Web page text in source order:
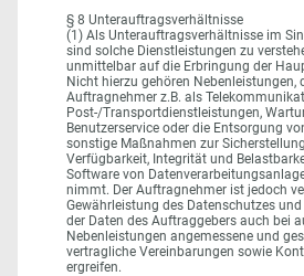
§ 8 Unterauftragsverhältnisse
(1) Als Unterauftragsverhältnisse im
sind solche Dienstleistungen zu
unmittelbar auf die Erbringung der
Nicht hierzu gehören Nebenleistungen,
Auftragnehmer z.B. als
Post-/Transportdienstleistungen,
Benutzerservice oder die Entsorgung
sonstige Maßnahmen zur
Verfügbarkeit, Integrität und
Software von
nimmt. Der Auftragnehmer ist jedoch
Gewährleistung des Datenschutzes
der Daten des Auftraggebers auch bei
Nebenleistungen angemessene und
vertragliche Vereinbarungen sowie
ergreifen.